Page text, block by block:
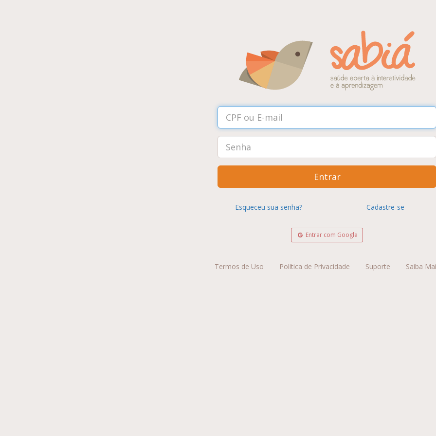
Entrar
Esqueceu sua senha? Cadastre-se
Entrar com Google
Termos de Uso Política de Privacidade Suporte Saiba